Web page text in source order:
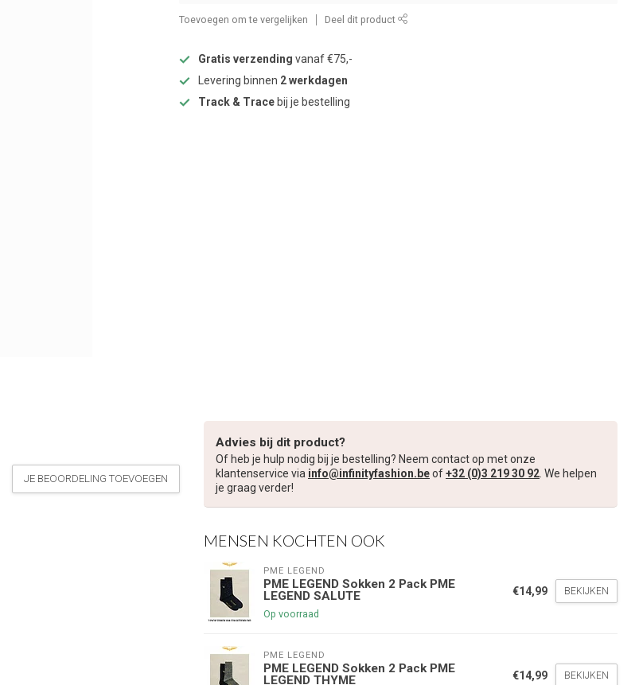
Toevoegen om te vergelijken Deel dit product
Gratis verzending vanaf €75,-
Levering binnen 2 werkdagen
Track & Trace bij je bestelling
JE BEOORDELING TOEVOEGEN
Advies bij dit product?
Of heb je hulp nodig bij je bestelling? Neem contact op met onze
klantenservice via info@infinityfashion.beof+32 (0)3 219 30 92 . We helpen
je graag verder!
MENSEN KOCHTEN OOK
PME LEGEND
PME LEGEND Sokken 2 Pack PME
LEGEND SALUTE
Op voorraad
€14,99 BEKIJKEN
PME LEGEND
PME LEGEND Sokken 2 Pack PME
LEGEND THYME
€14,99 BEKIJKEN
€5,00 korting op je volgende bestelling
Schrijf je in voor onze nieuwsbrief om op de hoogte te blijven over onze
5 euro korting op je volgende aankoop!